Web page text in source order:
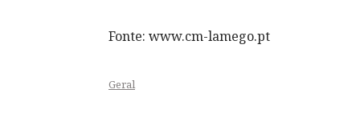
Fonte: www.cm-lamego.pt
Geral